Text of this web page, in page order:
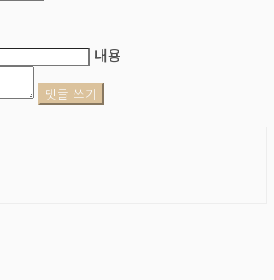
내용
댓글 쓰기